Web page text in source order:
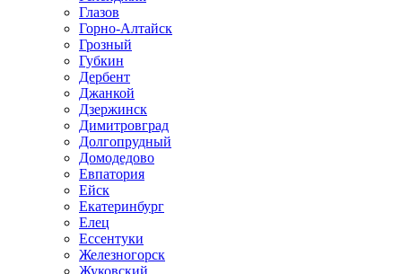
Глазов
Горно-Алтайск
Грозный
Губкин
Дербент
Джанкой
Дзержинск
Димитровград
Долгопрудный
Домодедово
Евпатория
Ейск
Екатеринбург
Елец
Ессентуки
Железногорск
Жуковский